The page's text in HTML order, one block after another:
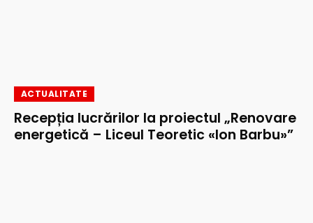
ACTUALITATE
Recepția lucrărilor la proiectul „Renovare
energetică – Liceul Teoretic «Ion Barbu»”